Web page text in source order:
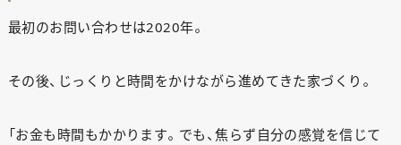
最初のお問い合わせは2020年。
その後、じっくりと時間をかけながら進めてきた家づくり。
「お金も時間もかかります。でも、焦らず自分の感覚を信じて